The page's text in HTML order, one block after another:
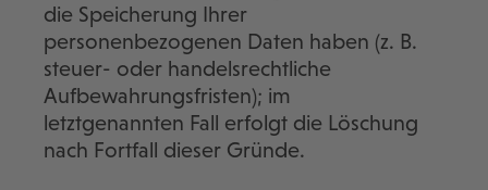
die Speicherung Ihrer
personenbezogenen Daten haben (z. B.
steuer- oder handelsrechtliche
Aufbewahrungsfristen); im
letztgenannten Fall erfolgt die Löschung
nach Fortfall dieser Gründe.